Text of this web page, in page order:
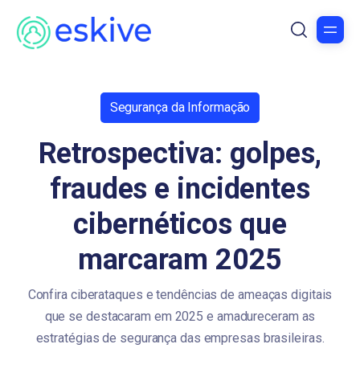
Segurança da Informação
Retrospectiva: golpes,
fraudes e incidentes
cibernéticos que
marcaram 2025
Confira ciberataques e tendências de ameaças digitais
que se destacaram em 2025 e amadureceram as
estratégias de segurança das empresas brasileiras.